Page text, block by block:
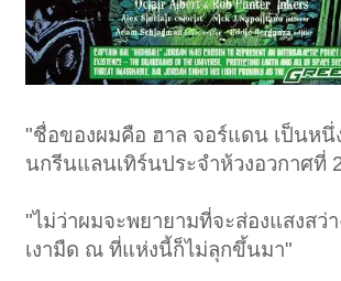
"ชื่อของผมคือ ฮาล จอร์แดน เป็นหนึ่
นกรีนแลนเทิร์นประจำห้วงอวกาศที่
"ไม่ว่าผมจะพยายามที่จะส่องแสงสว่
เงามืด ณ ที่แห่งนี้ก็ไม่ลุกขึ้นมา"